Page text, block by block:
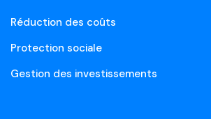
Réduction des coûts
Protection sociale
Gestion des investissements